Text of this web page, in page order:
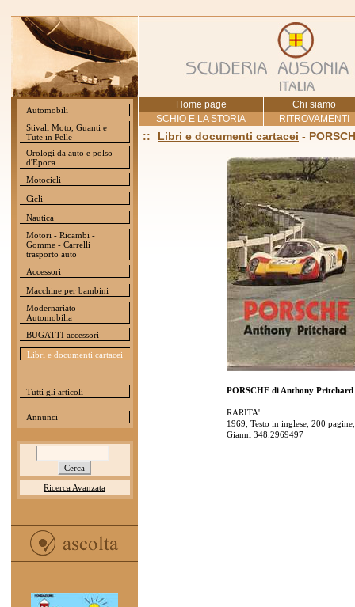
Automobili
Stivali Moto, Guanti e
Tute in Pelle
Orologi da auto e polso
d'Epoca
Motocicli
Cicli
Nautica
Motori - Ricambi -
Gomme - Carrelli
trasporto auto
Accessori
Macchine per bambini
Modernariato -
Automobilia
BUGATTI accessori
Libri e documenti cartacei
Tutti gli articoli
Annunci
Ricerca Avanzata
Home page
Chi siamo
SCHIO E LA STORIA
RITROVAMENTI
:: Libri e documenti cartacei -
PORSCHE di Anthony Pritchard
RARITA'.
1969, Testo in inglese, 200
Gianni 348.2969497